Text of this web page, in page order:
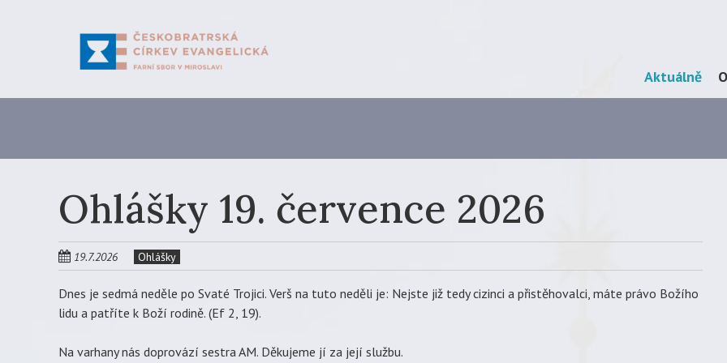
Menu
Skip
to
Aktuálně
Ohlášky 19. července 2026
19.7.2026 Ohlášky
Dnes je sedmá neděle po Svaté Trojici. Verš na tuto neděli je: Nejste již tedy cizinci a přistěhovalci, máte právo Božího
lidu a patříte k Boží rodině. (Ef 2, 19).
Na varhany nás doprovází sestra AM. Děkujeme jí za její službu.